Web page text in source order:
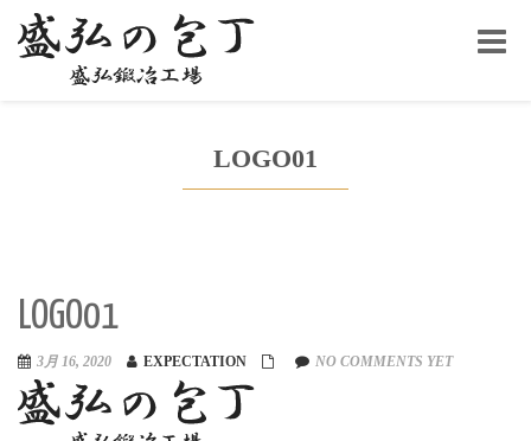
Toggle
LOGO01
LOGO01
3月 16, 2020 EXPECTATION NO COMMENTS YET